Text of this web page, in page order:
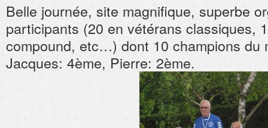
Belle journée, site magnifique, superbe
participants (20 en vétérans classiques,
compound, etc…) dont 10 champions du
Jacques: 4ème, Pierre: 2ème.